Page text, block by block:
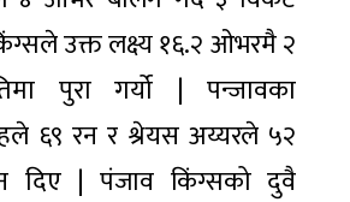
उक्त लक्ष्य १६.२ ओभरमै २
पुरा गर्यो | पन्जावका
६९ रन र श्रेयस अय्यरले ५२
दिए | पंजाव किंग्सको दुवै